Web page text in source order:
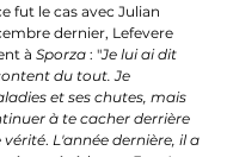
fut le cas avec Julian
dernier, Lefevere
à Sporza : "Je lui ai dit
du tout. Je
et ses chutes, mais
à te cacher derrière
vérité. L'année dernière, il a